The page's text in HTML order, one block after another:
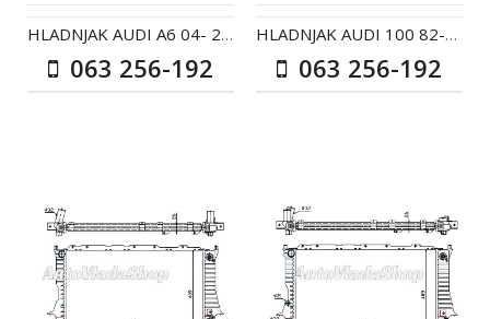
HLADNJAK AUDI A6 04- 20TDI
063 256-192
HLADNJAK AUDI 100 82-90 19-20-21-22-23-20D 570*310
063 256-192